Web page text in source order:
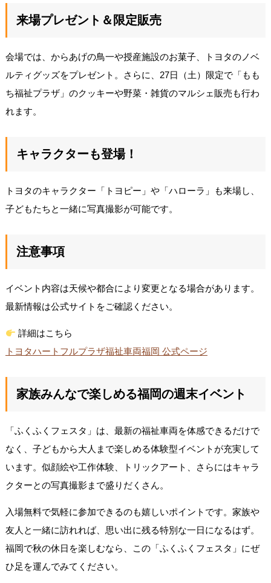
来場プレゼント＆限定販売
会場では、からあげの鳥一や授産施設のお菓子、トヨタのノベ
ルティグッズをプレゼント。さらに、27日（土）限定で「もも
ち福祉プラザ」のクッキーや野菜・雑貨のマルシェ販売も行わ
れます。
キャラクターも登場！
トヨタのキャラクター「トヨピー」や「ハローラ」も来場し、
子どもたちと一緒に写真撮影が可能です。
注意事項
イベント内容は天候や都合により変更となる場合があります。
最新情報は公式サイトをご確認ください。
詳細はこちら
トヨタハートフルプラザ福祉車両福岡 公式ページ
家族みんなで楽しめる福岡の週末イベント
「ふくふくフェスタ」は、最新の福祉車両を体感できるだけで
なく、子どもから大人まで楽しめる体験型イベントが充実して
います。似顔絵や工作体験、トリックアート、さらにはキャラ
クターとの写真撮影まで盛りだくさん。
入場無料で気軽に参加できるのも嬉しいポイントです。家族や
友人と一緒に訪れれば、思い出に残る特別な一日になるはず。
福岡で秋の休日を楽しむなら、この「ふくふくフェスタ」にぜ
ひ足を運んでみてください。